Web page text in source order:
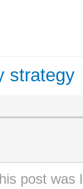
strategy
post was